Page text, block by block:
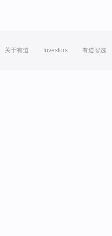
关于有道 Investors 有道智选